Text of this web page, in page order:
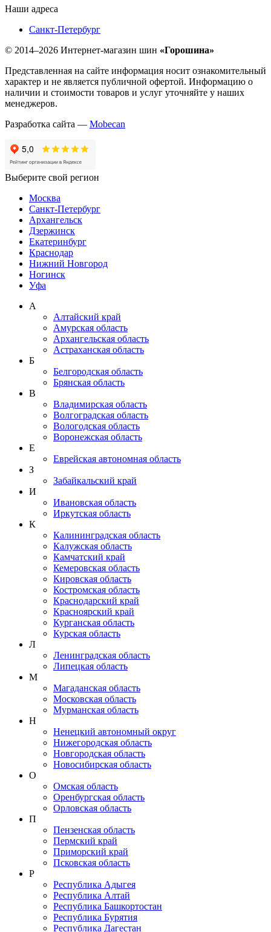
Наши адреса
Санкт-Петербург
© 2014–2026 Интернет-магазин шин «Горошина»
Представленная на сайте информация носит ознакомительный
характер и не является публичной офертой. Информацию о
наличии и стоимости товаров и услуг уточняйте у наших
менеджеров.
Разработка сайта — Mobecan
Выберите свой регион
Москва
Санкт-Петербург
Архангельск
Дзержинск
Екатеринбург
Краснодар
Нижний Новгород
Ногинск
Уфа
А
Алтайский край
Амурская область
Архангельская область
Астраханская область
Б
Белгородская область
Брянская область
В
Владимирская область
Волгоградская область
Вологодская область
Воронежская область
Е
Еврейская автономная область
З
Забайкальский край
И
Ивановская область
Иркутская область
К
Калининградская область
Калужская область
Камчатский край
Кемеровская область
Кировская область
Костромская область
Краснодарский край
Красноярский край
Курганская область
Курская область
Л
Ленинградская область
Липецкая область
М
Магаданская область
Московская область
Мурманская область
Н
Ненецкий автономный округ
Нижегородская область
Новгородская область
Новосибирская область
О
Омская область
Оренбургская область
Орловская область
П
Пензенская область
Пермский край
Приморский край
Псковская область
Р
Республика Адыгея
Республика Алтай
Республика Башкортостан
Республика Бурятия
Республика Дагестан